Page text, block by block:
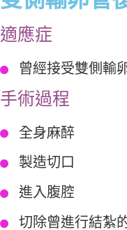
適應症
曾經接受雙側輸
手術過程
全身麻醉
製造切口
進入腹腔
切除曾進行結紮